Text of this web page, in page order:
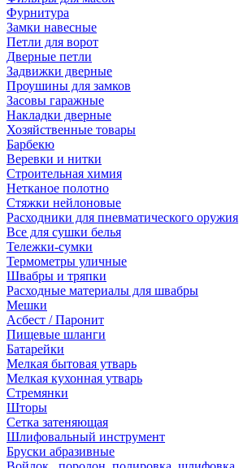
Фурнитура
Замки навесные
Петли для ворот
Дверные петли
Задвижки дверные
Проушины для замков
Засовы гаражные
Накладки дверные
Хозяйственные товары
Барбекю
Веревки и нитки
Строительная химия
Нетканое полотно
Стяжки нейлоновые
Расходники для пневматического оружия
Все для сушки белья
Тележки-сумки
Термометры уличные
Швабры и тряпки
Расходные материалы для швабры
Мешки
Асбест / Паронит
Пищевые шланги
Батарейки
Мелкая бытовая утварь
Мелкая кухонная утварь
Стремянки
Шторы
Сетка затеняющая
Шлифовальный инструмент
Бруски абразивные